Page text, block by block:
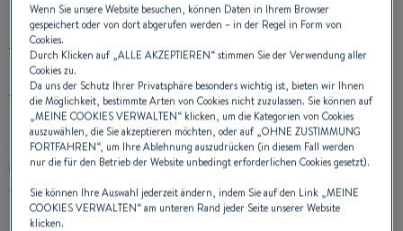
AUSSENDESIGN
Mit ihrer dynamischen Silhouette, ihrem schmalen Bug und
ihrem leistungsstarken Kiel beweist die Monte Carlo 5S
überragende Fahreigenschaften bei jeder Witterung. Die von
2 IPS 600 Volvo Motoren angetriebene, sportliche und
Wenn Sie unsere Website besuchen, können Daten in Ihrem Browser
gespeichert oder von dort abgerufen werden – in der Regel in Form von
Cookies.
Durch Klicken auf „ALLE AKZEPTIEREN“ stimmen Sie der Verwendung aller
Cookies zu.
Da uns der Schutz Ihrer Privatsphäre besonders wichtig ist, bieten wir Ihnen
die Möglichkeit, bestimmte Arten von Cookies nicht zuzulassen. Sie können auf
„MEINE COOKIES VERWALTEN“ klicken, um die Kategorien von Cookies
auszuwählen, die Sie akzeptieren möchten, oder auf „OHNE ZUSTIMMUNG
FORTFAHREN“, um Ihre Ablehnung auszudrücken (in diesem Fall werden
nur die für den Betrieb der Website unbedingt erforderlichen Cookies gesetzt).
Sie können Ihre Auswahl jederzeit ändern, indem Sie auf den Link „MEINE
COOKIES VERWALTEN“ am unteren Rand jeder Seite unserer Website
klicken.